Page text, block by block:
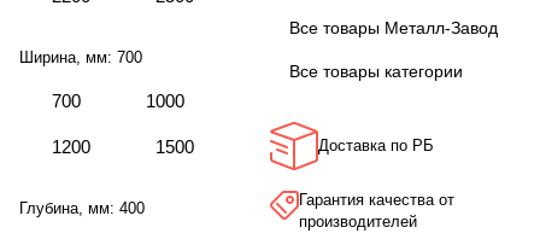
Ширина, мм: 700
700 1000
1200 1500
Глубина, мм: 400
Все товары Металл-Завод
Все товары категории
Доставка по РБ
Гарантия качества от
производителей